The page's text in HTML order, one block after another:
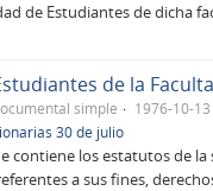
de Estudiantes de dicha
simple
1976-10-13
30 de julio
contiene los estatutos de la
a sus fines,